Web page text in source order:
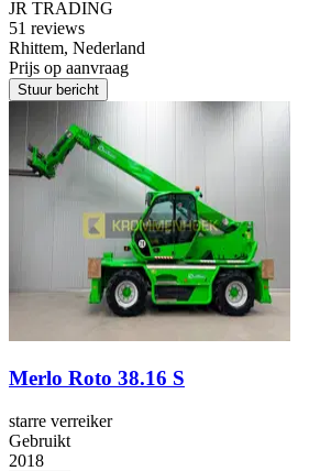
JR TRADING
51 reviews
Rhittem, Nederland
Prijs op aanvraag
Stuur bericht
Merlo Roto 38.16 S
starre verreiker
Gebruikt
2018